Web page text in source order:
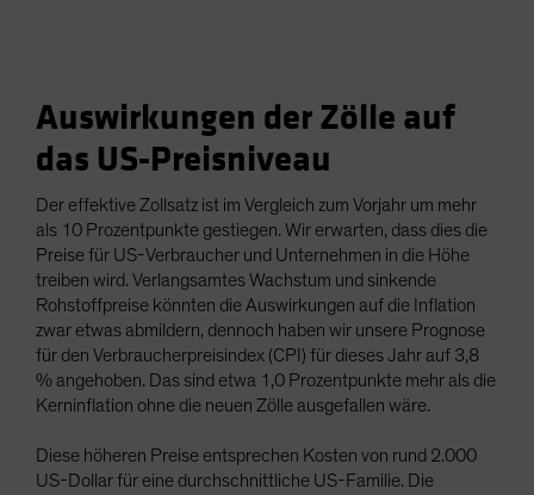
Auswirkungen der Zölle auf
das US-Preisniveau
Der effektive Zollsatz ist im Vergleich zum Vorjahr um mehr
als 10 Prozentpunkte gestiegen. Wir erwarten, dass dies die
Preise für US-Verbraucher und Unternehmen in die Höhe
treiben wird. Verlangsamtes Wachstum und sinkende
Rohstoffpreise könnten die Auswirkungen auf die Inflation
zwar etwas abmildern, dennoch haben wir unsere Prognose
für den Verbraucherpreisindex (CPI) für dieses Jahr auf 3,8
% angehoben. Das sind etwa 1,0 Prozentpunkte mehr als die
Kerninflation ohne die neuen Zölle ausgefallen wäre.
Diese höheren Preise entsprechen Kosten von rund 2.000
US-Dollar für eine durchschnittliche US-Familie. Die